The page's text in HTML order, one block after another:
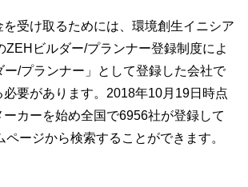
受け取るためには、環境創生イニシア
ZEHビルダー/プランナー登録制度によ
ー/プランナー」として登録した会社で
要があります。2018年10月19日時点
カーを始め全国で6956社が登録して
ページから検索することができます。